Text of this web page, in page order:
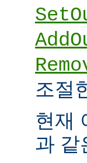
조절
현재
과 같